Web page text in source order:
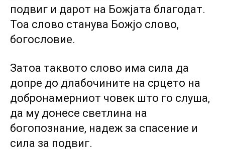
подвиг и дарот на Божјата благодат.
Тоа слово станува Божјо слово,
богословие.
Затоа таквото слово има сила да
допре до длабочините на срцето на
добронамерниот човек што го слуша,
да му донесе светлина на
богопознание, надеж за спасение и
сила за подвиг.